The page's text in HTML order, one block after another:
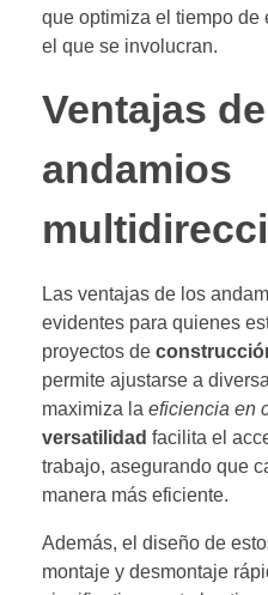
que optimiza el tiempo de
el que se involucran.
Ventajas
andamios
Las ventajas de los
evidentes para quienes
proyectos de
permite ajustarse a
maximiza la eficiencia en
versatilidad facilita el
trabajo, asegurando que
manera más eficiente.
Además, el diseño de
montaje y desmontaje